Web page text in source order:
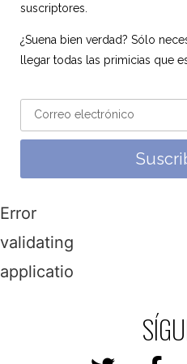
suscriptores.
¿Suena bien verdad? Sólo
llegar todas las primicias que
Error
validating
application